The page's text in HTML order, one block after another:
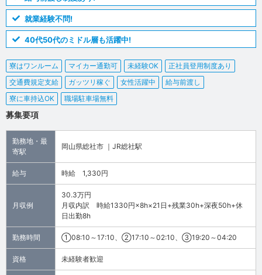
就業経験不問!
40代50代のミドル層も活躍中!
寮はワンルーム マイカー通勤可 未経験OK
正社員登用制度あり
交通費規定支給
ガッツリ稼ぐ 女性活躍中
給与前渡し
寮に車持込OK
職場駐車場無料
募集要項
勤務地・最
寄駅
岡山県総社市 ｜JR総社駅
給与 時給 1,330円
月収例
30.3万円
月収内訳 時給1330円×8h×21日+残業30h+深夜50h+休
日出勤8h
勤務時間 ①08:10～17:10、②17:10～02:10、③19:20～04:20
資格 未経験者歓迎